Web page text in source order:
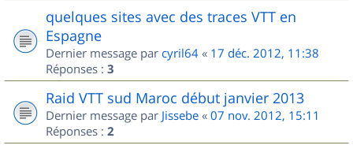
quelques sites avec des traces VTT en
Espagne
Dernier message par cyril64 « 17 déc. 2012, 11:38
Réponses : 3
Raid VTT sud Maroc début janvier 2013
Dernier message par Jissebe « 07 nov. 2012, 15:11
Réponses : 2